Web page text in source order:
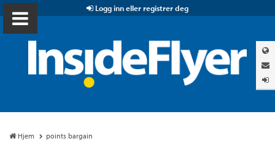
Logg inn eller registrer deg
Hjem points bargain